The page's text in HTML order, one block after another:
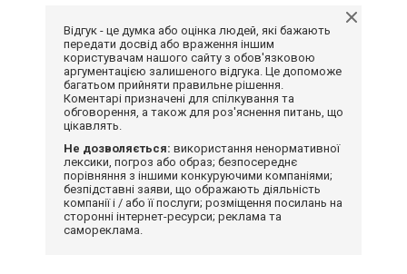
Відгук - це думка або оцінка людей, які бажають
передати досвід або враження іншим
користувачам нашого сайту з обов'язковою
аргументацією залишеного відгука. Це допоможе
багатьом прийняти правильне рішення.
Коментарі призначені для спілкування та
обговорення, а також для роз'яснення питань, що
цікавлять.
Не дозволяється: використання ненормативної
лексики, погроз або образ; безпосереднє
порівняння з іншими конкуруючими компаніями;
безпідставні заяви, що ображають діяльність
компанії і / або її послуги; розміщення посилань на
сторонні інтернет-ресурси; реклама та
самореклама.